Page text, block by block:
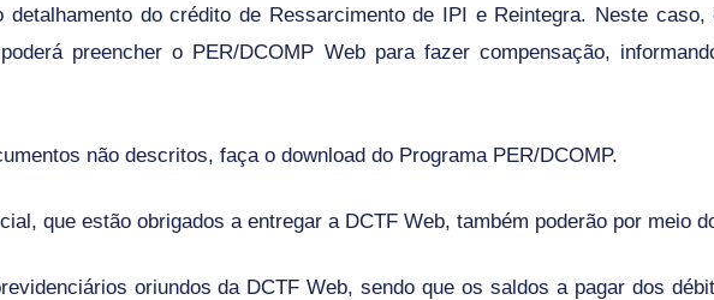
detalhamento do crédito de Ressarcimento de IPI e Reintegra. Neste
preencher o PER/DCOMP Webpara fazer compensação,
não descritos, faça o download do Programa PER/DCOMP.
que estão obrigados a entregar a DCTF Web, também poderão por meio
oriundos da DCTF Web, sendo que os saldos a pagar dos